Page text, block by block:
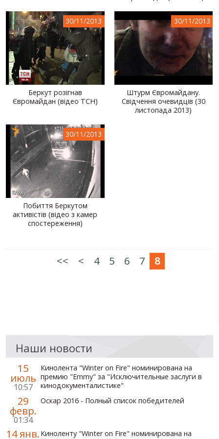
30/11/2013
Беркут розігнав
Євромайдан (відео ТСН)
30/11/2013
Штурм Євромайдану.
Свідчення очевидців (30
листопада 2013)
30/11/2013
Побиття Беркутом
активістів (відео з камер
спостереження)
<< < 4 5 6 7 8
Наши новости
15
июль
10:57
Кинолента "Winter on Fire" номинирована на
премию "Emmy" за "Исключительные заслуги в
кинодокументалистике"
29
февр.
01:34
Оскар 2016 - Полный список победителей
14 янв. Киноленту "Winter on Fire" номинирована на